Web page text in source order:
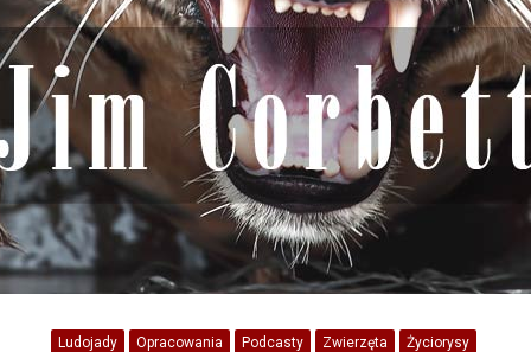
Ludojady Opracowania Podcasty Zwierzęta Życiorysy